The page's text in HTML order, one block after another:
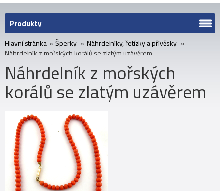
Produkty
Hlavní stránka » Šperky » Náhrdelníky, řetízky a přívěsky »
Náhrdelník z mořských korálů se zlatým uzávěrem
Náhrdelník z mořských
korálů se zlatým uzávěrem